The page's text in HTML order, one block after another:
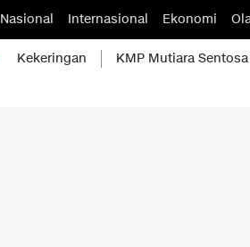
Nasional Internasional Ekonomi
Kekeringan KMP Mutiara Sentosa